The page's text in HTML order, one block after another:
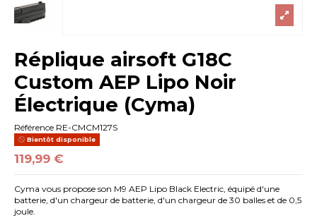
Réplique airsoft G18C
Custom AEP Lipo Noir
Électrique (Cyma)
Référence RE-CMCM127S
Bientôt disponible
119,99 €
Cyma vous propose son M9 AEP Lipo Black Electric, équipé d'une
batterie, d'un chargeur de batterie, d'un chargeur de 30 balles et de 0,5
joule.